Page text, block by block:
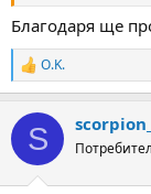
Благодаря ще
R
e
c
i
O.K.
S Потребител